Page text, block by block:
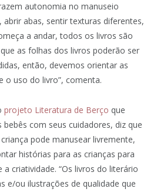
autonomia no manuseio
abas, sentir texturas diferentes,
a andar, todos os livros são
as folhas dos livros poderão ser
então, devemos orientar as
o uso do livro”, comenta.
projeto Literatura de Berço que
com seus cuidadores, diz que
pode manusear livremente,
histórias para as crianças para
criatividade. “Os livros do literário
e/ou ilustrações de qualidade que